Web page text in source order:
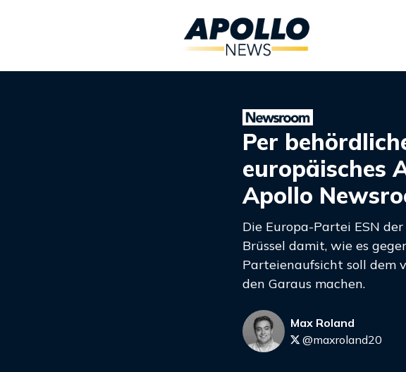
Per
europäisches
Apollo
Die Europa-Partei ESN
Brüssel damit, wie es
Parteienaufsicht soll dem
den Garaus machen.
Max Roland
@maxroland20